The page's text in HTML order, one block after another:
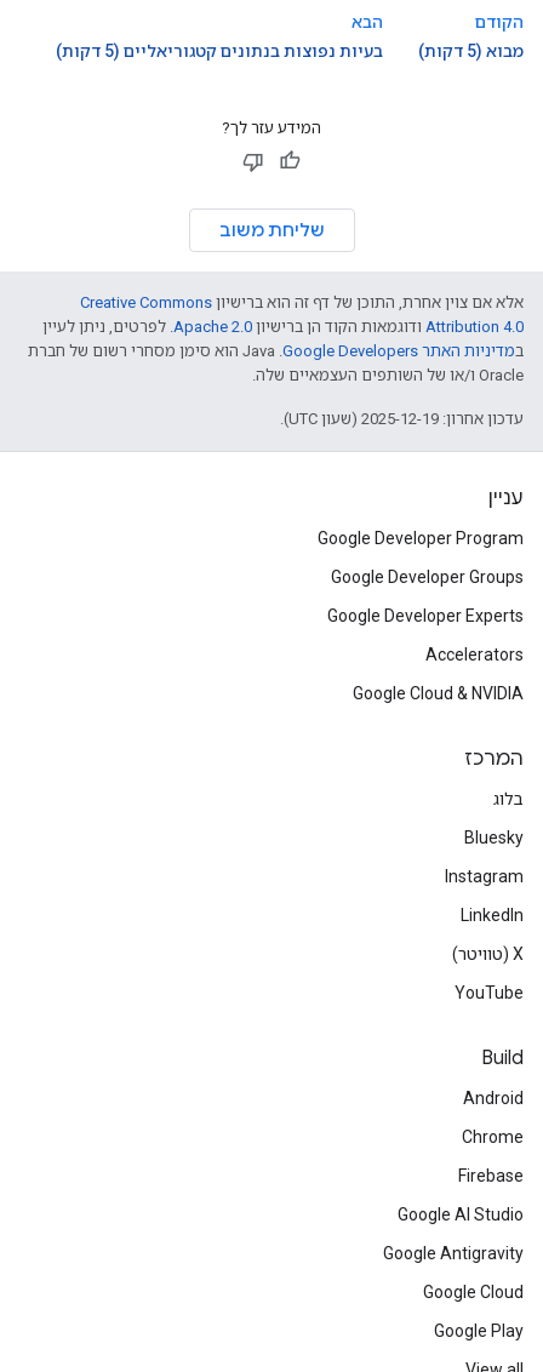
הקודם
מבוא (5 דקות)
הבא
בעיות נפוצות בנתונים קטגוריאליים (5 דקות)
המידע עזר לך?
שליחת משוב
אלא אם צוין אחרת, התוכן של דף זה הוא ברישיון Creative Commons
Attribution 4.0 ודוגמאות הקוד הן ברישיון Apache 2.0 . לפרטים, ניתן לעיין
במדיניות האתר Google Developers‏
.‏ Java הוא סימן מסחרי רשום של חברת
Oracle ו/או של השותפים העצמאיים שלה.
עדכון אחרון: 2025-12-19 (שעון UTC).
עניין
Google Developer Program
Google Developer Groups
Google Developer Experts
Accelerators
Google Cloud & NVIDIA
המרכז
בלוג
Bluesky
Instagram
LinkedIn
‫X (טוויטר)
YouTube
Build
Android
Chrome
Firebase
Google AI Studio
Google Antigravity
Google Cloud
Google Play